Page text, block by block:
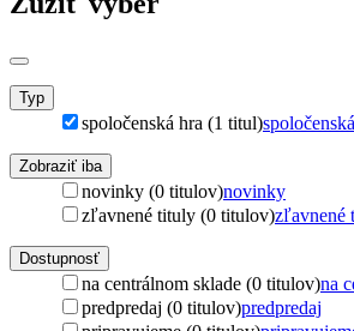
Typ
spoločenská hra (1 titul)
Zobraziť iba
novinky (0 titulov)novinky
zľavnené tituly (0 titulov)zľavnené
Dostupnosť
na centrálnom sklade (0 titulov)na
predpredaj (0 titulov)predpredaj